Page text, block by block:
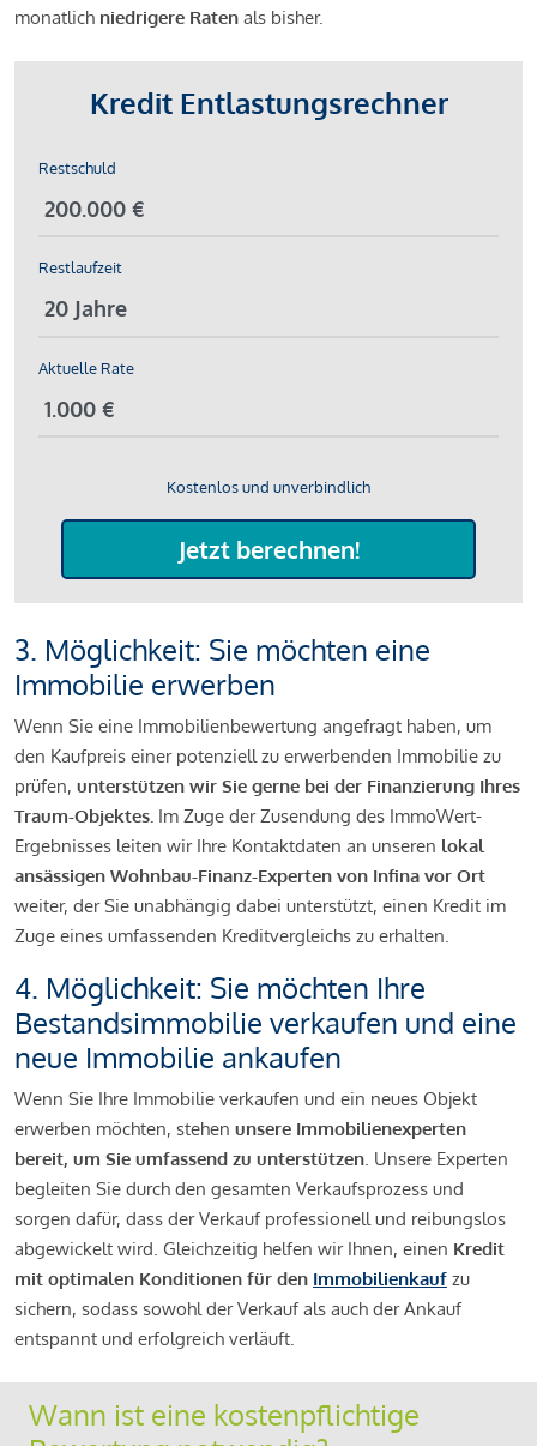
monatlich niedrigere Raten als bisher.
Kredit Entlastungsrechner
Restschuld
Restlaufzeit
Aktuelle Rate
Kostenlos und unverbindlich
Jetzt berechnen!
3. Möglichkeit: Sie möchten eine
Immobilie erwerben
Wenn Sie eine Immobilienbewertung angefragt haben, um
den Kaufpreis einer potenziell zu erwerbenden Immobilie zu
prüfen, unterstützen wir Sie gerne bei der Finanzierung Ihres
Traum-Objektes. Im Zuge der Zusendung des ImmoWert-
Ergebnisses leiten wir Ihre Kontaktdaten an unseren lokal
ansässigen Wohnbau-Finanz-Experten von Infina vor Ort
weiter, der Sie unabhängig dabei unterstützt, einen Kredit im
Zuge eines umfassenden Kreditvergleichs zu erhalten.
4. Möglichkeit: Sie möchten Ihre
Bestandsimmobilie verkaufen und eine
neue Immobilie ankaufen
Wenn Sie Ihre Immobilie verkaufen und ein neues Objekt
erwerben möchten, stehen unsere Immobilienexperten
bereit, um Sie umfassend zu unterstützen. Unsere Experten
begleiten Sie durch den gesamten Verkaufsprozess und
sorgen dafür, dass der Verkauf professionell und reibungslos
abgewickelt wird. Gleichzeitig helfen wir Ihnen, einen Kredit
mit optimalen Konditionen für den Immobilienkauf zu
sichern, sodass sowohl der Verkauf als auch der Ankauf
entspannt und erfolgreich verläuft.
Wann ist eine kostenpflichtige